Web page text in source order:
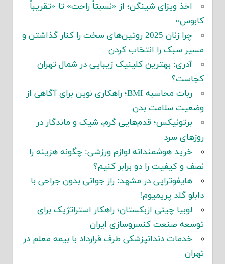
اخذ ویزای شینگن؛ از «نسبتاً راحت» تا «تقریباً
کابوس»
چرا زنان 2025 روتین‌های سخت را کنار گذاشتن و
مسیر سبک را انتخاب کردن
آدری: بهترین کلینیک زیبایی در شمال تهران
کجاست؟
ربات محاسبه BMI؛ راهکاری نوین برای آگاهی از
وضعیت سلامت بدن
برتونیکس؛ قدم‌هایی گرم، شیک و ماندگار در
روزهای سرد
خرید هوشمندانه لوازم ورزشی: چگونه هزینه را
نصف و کیفیت را دو برابر کنیم؟
هایفوتراپی در مشهد: راز جوانی بدون جراحی با
دابلو گلد پریمیوم!
لوبیا چیتی ازبکستان؛ راهکار استراتژیک برای
توسعه صنعت کنسروسازی ایران
خدمات دندانپزشکی طرف قرارداد با بیمه معلم در
تهران